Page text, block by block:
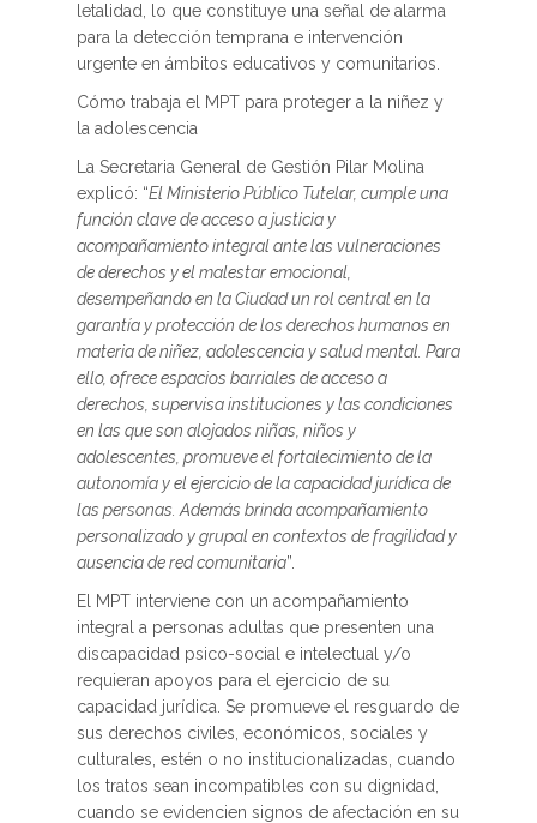
letalidad, lo que constituye una señal de alarma
para la detección temprana e intervención
urgente en ámbitos educativos y comunitarios.
Cómo trabaja el MPT para proteger a la niñez y
la adolescencia
La Secretaria General de Gestión Pilar Molina
explicó: “El Ministerio Público Tutelar, cumple una
función clave de acceso a justicia y
acompañamiento integral ante las vulneraciones
de derechos y el malestar emocional,
desempeñando en la Ciudad un rol central en la
garantía y protección de los derechos humanos en
materia de niñez, adolescencia y salud mental. Para
ello, ofrece espacios barriales de acceso a
derechos, supervisa instituciones y las condiciones
en las que son alojados niñas, niños y
adolescentes, promueve el fortalecimiento de la
autonomía y el ejercicio de la capacidad jurídica de
las personas. Además brinda acompañamiento
personalizado y grupal en contextos de fragilidad y
ausencia de red comunitaria”.
El MPT interviene con un acompañamiento
integral a personas adultas que presenten una
discapacidad psico-social e intelectual y/o
requieran apoyos para el ejercicio de su
capacidad jurídica. Se promueve el resguardo de
sus derechos civiles, económicos, sociales y
culturales, estén o no institucionalizadas, cuando
los tratos sean incompatibles con su dignidad,
cuando se evidencien signos de afectación en su